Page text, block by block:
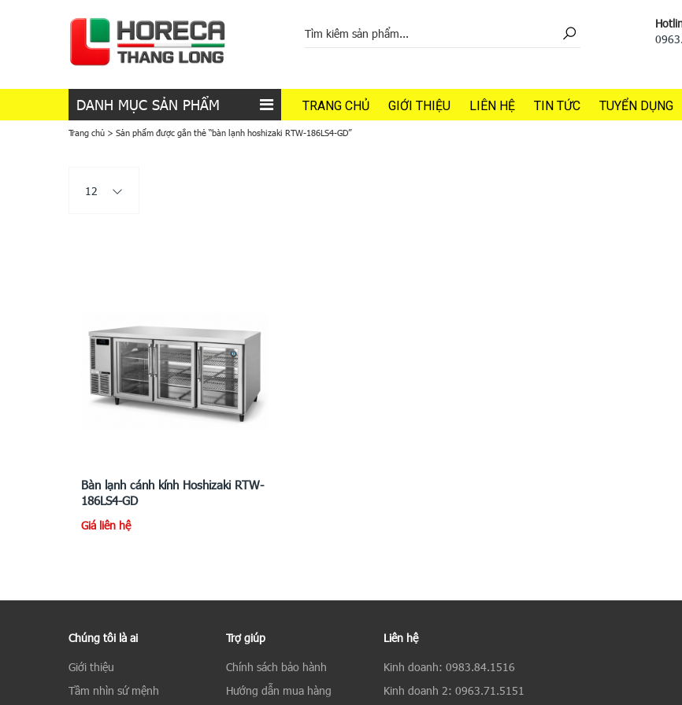
DANH MỤC SẢN PHẨM TRANG CHỦ GIỚI THIỆU LIÊN HỆ TIN TỨC TUYỂN DỤNG
Trang chủ > Sản phẩm được gắn thẻ “bàn lạnh hoshizaki RTW-186LS4-GD”
12
Bàn lạnh cánh kính Hoshizaki RTW-
186LS4-GD
Giá liên hệ
Chúng tôi là ai
Giới thiệu
Tầm nhìn sứ mệnh
Trợ giúp
Chính sách bảo hành
Hướng dẫn mua hàng
Liên hệ
Kinh doanh: 0983.84.1516
Kinh doanh 2: 0963.71.5151